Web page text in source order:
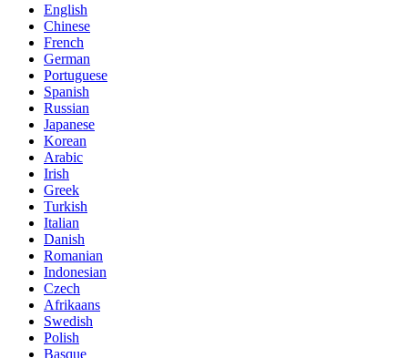
English
Chinese
French
German
Portuguese
Spanish
Russian
Japanese
Korean
Arabic
Irish
Greek
Turkish
Italian
Danish
Romanian
Indonesian
Czech
Afrikaans
Swedish
Polish
Basque